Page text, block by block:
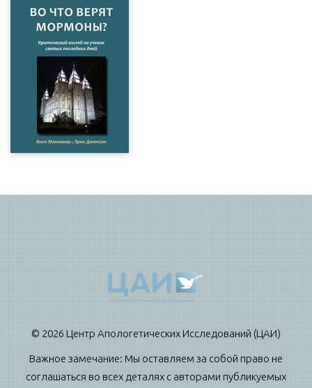
© 2026 Центр Апологетических Исследований (ЦАИ)
Важное замечание: Мы оставляем за собой право не
соглашаться во всех деталях с авторами публикуемых